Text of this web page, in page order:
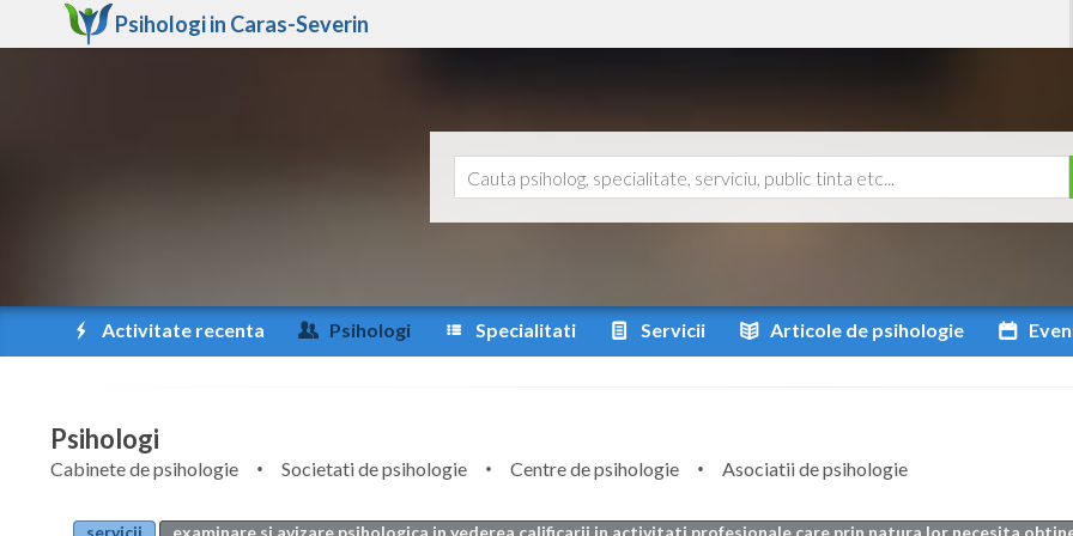
Psihologi in Caras-Severin
Activitate recenta Psihologi Specialitati Servicii Articole de psihologie
Psihologi
Cabinete de psihologie Societati de psihologie Centre de psihologie
Asociatii de psihologie
servicii
examinare si avizare psihologica in vederea calificarii in activitati profesionale care prin natura lor necesita